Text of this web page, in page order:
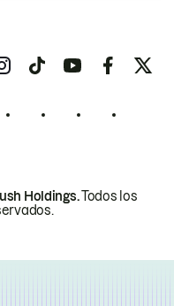
Holdings.Todos los